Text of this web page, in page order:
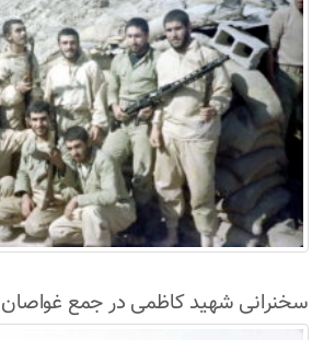
سخنرانی شهید کاظمی در جمع غواصان